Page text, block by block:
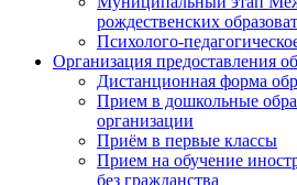
рождественских
Психолого-
Организация предоставления
Дистанционная форма
Прием в дошкольные
организации
Приём в первые классы
Прием на обучение
без гражданства